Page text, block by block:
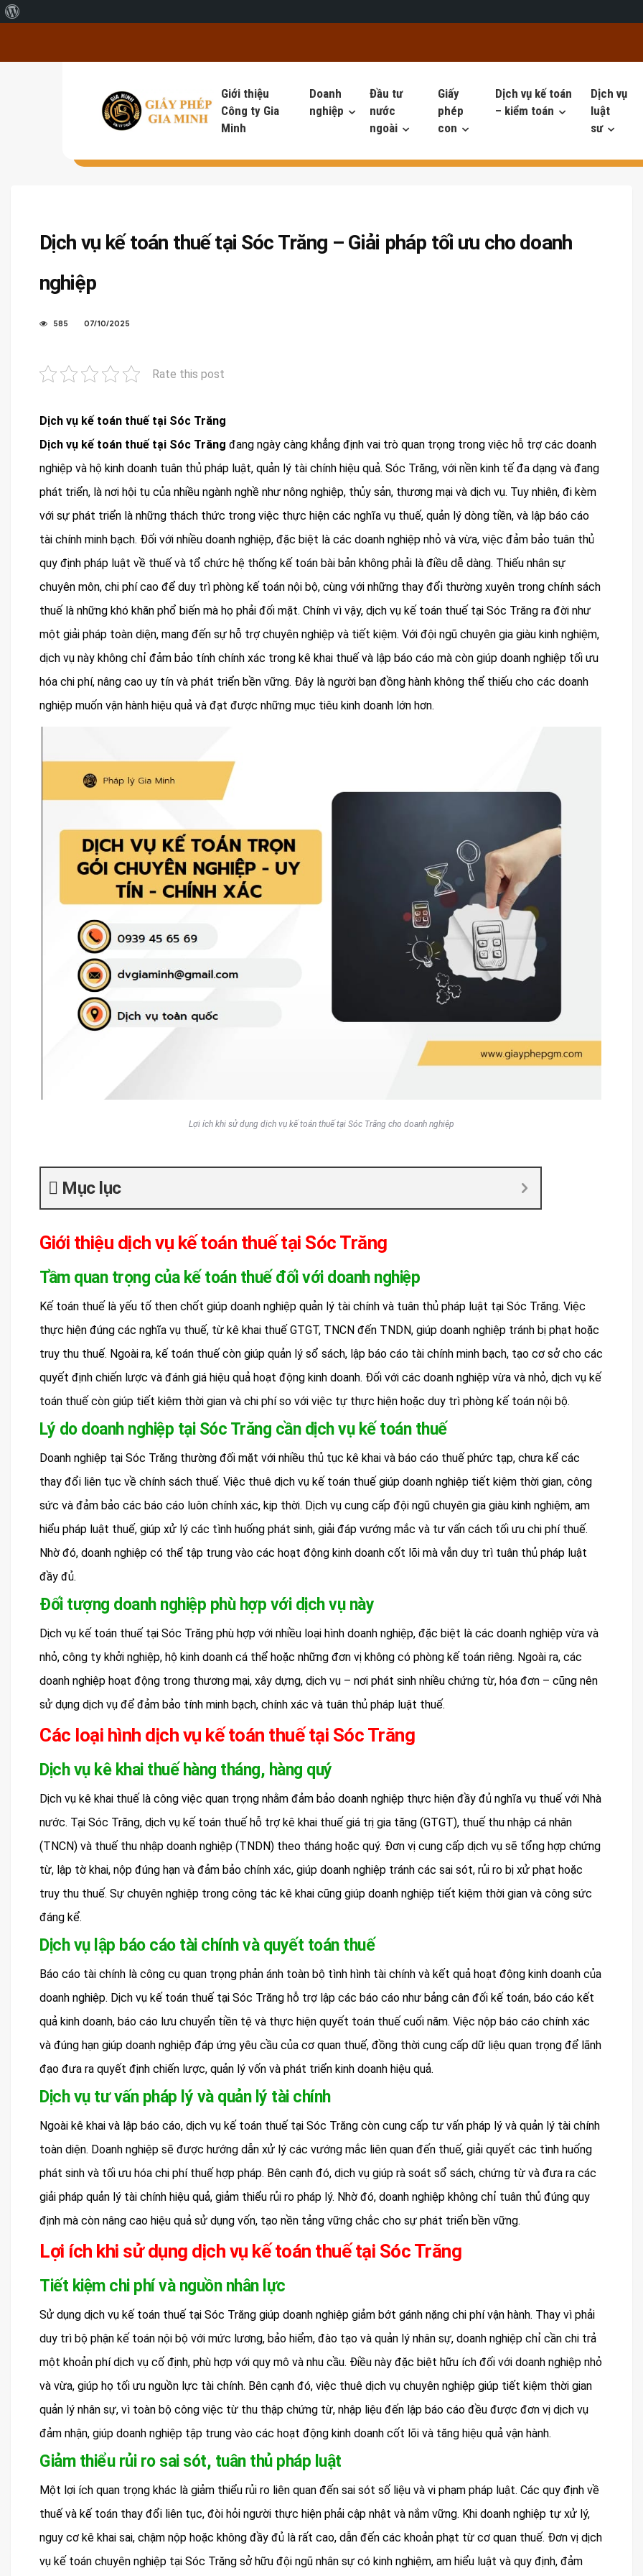
Giới thiệu
Công ty Gia
Minh
Doanh
nghiệp
Đầu tư
nước
ngoài
Giấy
phép
con
Dịch vụ kế toán
– kiểm toán
Dịch vụ
luật
sư
Dịch vụ kế toán thuế tại Sóc Trăng – Giải pháp tối ưu cho doanh
nghiệp
585 07/10/2025
Rate this post
Dịch vụ kế toán thuế tại Sóc Trăng
Dịch vụ kế toán thuế tại Sóc Trăng đang ngày càng khẳng định vai trò quan trọng trong việc hỗ trợ các doanh
nghiệp và hộ kinh doanh tuân thủ pháp luật, quản lý tài chính hiệu quả. Sóc Trăng, với nền kinh tế đa dạng và đang
phát triển, là nơi hội tụ của nhiều ngành nghề như nông nghiệp, thủy sản, thương mại và dịch vụ. Tuy nhiên, đi kèm
với sự phát triển là những thách thức trong việc thực hiện các nghĩa vụ thuế, quản lý dòng tiền, và lập báo cáo
tài chính minh bạch. Đối với nhiều doanh nghiệp, đặc biệt là các doanh nghiệp nhỏ và vừa, việc đảm bảo tuân thủ
quy định pháp luật về thuế và tổ chức hệ thống kế toán bài bản không phải là điều dễ dàng. Thiếu nhân sự
chuyên môn, chi phí cao để duy trì phòng kế toán nội bộ, cùng với những thay đổi thường xuyên trong chính sách
thuế là những khó khăn phổ biến mà họ phải đối mặt. Chính vì vậy, dịch vụ kế toán thuế tại Sóc Trăng ra đời như
một giải pháp toàn diện, mang đến sự hỗ trợ chuyên nghiệp và tiết kiệm. Với đội ngũ chuyên gia giàu kinh nghiệm,
dịch vụ này không chỉ đảm bảo tính chính xác trong kê khai thuế và lập báo cáo mà còn giúp doanh nghiệp tối ưu
hóa chi phí, nâng cao uy tín và phát triển bền vững. Đây là người bạn đồng hành không thể thiếu cho các doanh
nghiệp muốn vận hành hiệu quả và đạt được những mục tiêu kinh doanh lớn hơn.
Lợi ích khi sử dụng dịch vụ kế toán thuế tại Sóc Trăng cho doanh nghiệp
Mục lục
Giới thiệu dịch vụ kế toán thuế tại Sóc Trăng
Tầm quan trọng của kế toán thuế đối với doanh nghiệp
Kế toán thuế là yếu tố then chốt giúp doanh nghiệp quản lý tài chính và tuân thủ pháp luật tại Sóc Trăng. Việc
thực hiện đúng các nghĩa vụ thuế, từ kê khai thuế GTGT, TNCN đến TNDN, giúp doanh nghiệp tránh bị phạt hoặc
truy thu thuế. Ngoài ra, kế toán thuế còn giúp quản lý sổ sách, lập báo cáo tài chính minh bạch, tạo cơ sở cho các
quyết định chiến lược và đánh giá hiệu quả hoạt động kinh doanh. Đối với các doanh nghiệp vừa và nhỏ, dịch vụ kế
toán thuế còn giúp tiết kiệm thời gian và chi phí so với việc tự thực hiện hoặc duy trì phòng kế toán nội bộ.
Lý do doanh nghiệp tại Sóc Trăng cần dịch vụ kế toán thuế
Doanh nghiệp tại Sóc Trăng thường đối mặt với nhiều thủ tục kê khai và báo cáo thuế phức tạp, chưa kể các
thay đổi liên tục về chính sách thuế. Việc thuê dịch vụ kế toán thuế giúp doanh nghiệp tiết kiệm thời gian, công
sức và đảm bảo các báo cáo luôn chính xác, kịp thời. Dịch vụ cung cấp đội ngũ chuyên gia giàu kinh nghiệm, am
hiểu pháp luật thuế, giúp xử lý các tình huống phát sinh, giải đáp vướng mắc và tư vấn cách tối ưu chi phí thuế.
Nhờ đó, doanh nghiệp có thể tập trung vào các hoạt động kinh doanh cốt lõi mà vẫn duy trì tuân thủ pháp luật
đầy đủ.
Đối tượng doanh nghiệp phù hợp với dịch vụ này
Dịch vụ kế toán thuế tại Sóc Trăng phù hợp với nhiều loại hình doanh nghiệp, đặc biệt là các doanh nghiệp vừa và
nhỏ, công ty khởi nghiệp, hộ kinh doanh cá thể hoặc những đơn vị không có phòng kế toán riêng. Ngoài ra, các
doanh nghiệp hoạt động trong thương mại, xây dựng, dịch vụ – nơi phát sinh nhiều chứng từ, hóa đơn – cũng nên
sử dụng dịch vụ để đảm bảo tính minh bạch, chính xác và tuân thủ pháp luật thuế.
Các loại hình dịch vụ kế toán thuế tại Sóc Trăng
Dịch vụ kê khai thuế hàng tháng, hàng quý
Dịch vụ kê khai thuế là công việc quan trọng nhằm đảm bảo doanh nghiệp thực hiện đầy đủ nghĩa vụ thuế với Nhà
nước. Tại Sóc Trăng, dịch vụ kế toán thuế hỗ trợ kê khai thuế giá trị gia tăng (GTGT), thuế thu nhập cá nhân
(TNCN) và thuế thu nhập doanh nghiệp (TNDN) theo tháng hoặc quý. Đơn vị cung cấp dịch vụ sẽ tổng hợp chứng
từ, lập tờ khai, nộp đúng hạn và đảm bảo chính xác, giúp doanh nghiệp tránh các sai sót, rủi ro bị xử phạt hoặc
truy thu thuế. Sự chuyên nghiệp trong công tác kê khai cũng giúp doanh nghiệp tiết kiệm thời gian và công sức
đáng kể.
Dịch vụ lập báo cáo tài chính và quyết toán thuế
Báo cáo tài chính là công cụ quan trọng phản ánh toàn bộ tình hình tài chính và kết quả hoạt động kinh doanh của
doanh nghiệp. Dịch vụ kế toán thuế tại Sóc Trăng hỗ trợ lập các báo cáo như bảng cân đối kế toán, báo cáo kết
quả kinh doanh, báo cáo lưu chuyển tiền tệ và thực hiện quyết toán thuế cuối năm. Việc nộp báo cáo chính xác
và đúng hạn giúp doanh nghiệp đáp ứng yêu cầu của cơ quan thuế, đồng thời cung cấp dữ liệu quan trọng để lãnh
đạo đưa ra quyết định chiến lược, quản lý vốn và phát triển kinh doanh hiệu quả.
Dịch vụ tư vấn pháp lý và quản lý tài chính
Ngoài kê khai và lập báo cáo, dịch vụ kế toán thuế tại Sóc Trăng còn cung cấp tư vấn pháp lý và quản lý tài chính
toàn diện. Doanh nghiệp sẽ được hướng dẫn xử lý các vướng mắc liên quan đến thuế, giải quyết các tình huống
phát sinh và tối ưu hóa chi phí thuế hợp pháp. Bên cạnh đó, dịch vụ giúp rà soát sổ sách, chứng từ và đưa ra các
giải pháp quản lý tài chính hiệu quả, giảm thiểu rủi ro pháp lý. Nhờ đó, doanh nghiệp không chỉ tuân thủ đúng quy
định mà còn nâng cao hiệu quả sử dụng vốn, tạo nền tảng vững chắc cho sự phát triển bền vững.
Lợi ích khi sử dụng dịch vụ kế toán thuế tại Sóc Trăng
Tiết kiệm chi phí và nguồn nhân lực
Sử dụng dịch vụ kế toán thuế tại Sóc Trăng giúp doanh nghiệp giảm bớt gánh nặng chi phí vận hành. Thay vì phải
duy trì bộ phận kế toán nội bộ với mức lương, bảo hiểm, đào tạo và quản lý nhân sự, doanh nghiệp chỉ cần chi trả
một khoản phí dịch vụ cố định, phù hợp với quy mô và nhu cầu. Điều này đặc biệt hữu ích đối với doanh nghiệp nhỏ
và vừa, giúp họ tối ưu nguồn lực tài chính. Bên cạnh đó, việc thuê dịch vụ chuyên nghiệp giúp tiết kiệm thời gian
quản lý nhân sự, vì toàn bộ công việc từ thu thập chứng từ, nhập liệu đến lập báo cáo đều được đơn vị dịch vụ
đảm nhận, giúp doanh nghiệp tập trung vào các hoạt động kinh doanh cốt lõi và tăng hiệu quả vận hành.
Giảm thiểu rủi ro sai sót, tuân thủ pháp luật
Một lợi ích quan trọng khác là giảm thiểu rủi ro liên quan đến sai sót số liệu và vi phạm pháp luật. Các quy định về
thuế và kế toán thay đổi liên tục, đòi hỏi người thực hiện phải cập nhật và nắm vững. Khi doanh nghiệp tự xử lý,
nguy cơ kê khai sai, chậm nộp hoặc không đầy đủ là rất cao, dẫn đến các khoản phạt từ cơ quan thuế. Đơn vị dịch
vụ kế toán chuyên nghiệp tại Sóc Trăng sở hữu đội ngũ nhân sự có kinh nghiệm, am hiểu luật và quy định, đảm